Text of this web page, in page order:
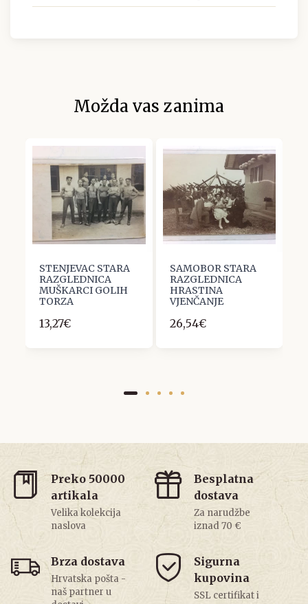
Možda vas zanima
STENJEVAC STARA
RAZGLEDNICA
MUŠKARCI GOLIH
TORZA
13,27€
SAMOBOR STARA
RAZGLEDNICA
HRASTINA
VJENČANJE
26,54€
Preko 50000
artikala
Velika kolekcija
naslova
Besplatna
dostava
Za narudžbe
iznad 70 €
Brza dostava
Hrvatska pošta -
naš partner u
Sigurna
kupovina
SSL certifikat i